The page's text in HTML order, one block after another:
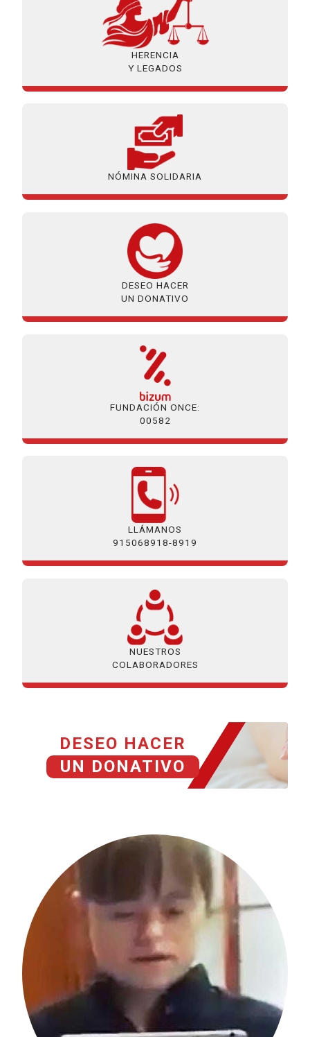
HERENCIA
Y LEGADOS
NÓMINA SOLIDARIA
DESEO HACER
UN DONATIVO
FUNDACIÓN ONCE:
00582
LLÁMANOS
915068918-8919
NUESTROS
COLABORADORES
DESEO HACER
UN DONATIVO
HISTORIAS GRACIAS A TU DONACIÓN